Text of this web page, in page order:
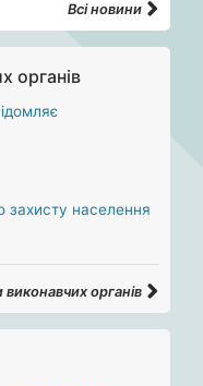
Всі новини
органів
захисту населення
виконавчих органів